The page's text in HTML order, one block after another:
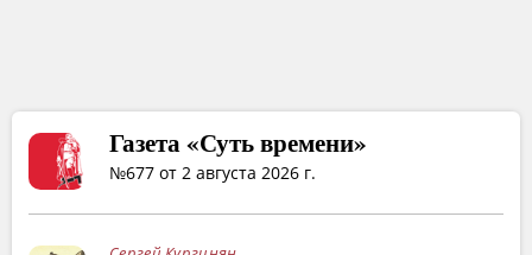
Газета «Суть времени»
№677 от 2 августа 2026 г.